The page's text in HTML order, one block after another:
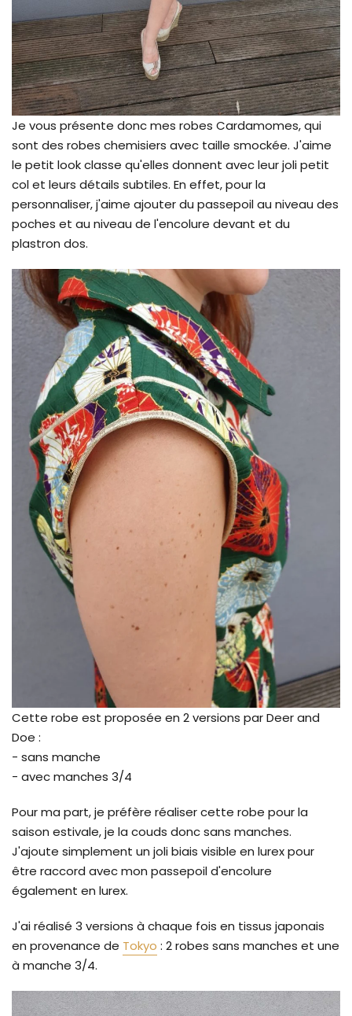
Je vous présente donc mes robes Cardamomes, qui
sont des robes chemisiers avec taille smockée. J'aime
le petit look classe qu'elles donnent avec leur joli petit
col et leurs détails subtiles. En effet, pour la
personnaliser, j'aime ajouter du passepoil au niveau des
poches et au niveau de l'encolure devant et du
plastron dos.
Cette robe est proposée en 2 versions par Deer and
Doe :
- sans manche
- avec manches 3/4
Pour ma part, je préfère réaliser cette robe pour la
saison estivale, je la couds donc sans manches.
J'ajoute simplement un joli biais visible en lurex pour
être raccord avec mon passepoil d'encolure
également en lurex.
J'ai réalisé 3 versions à chaque fois en tissus japonais
en provenance de Tokyo : 2 robes sans manches et une
à manche 3/4.